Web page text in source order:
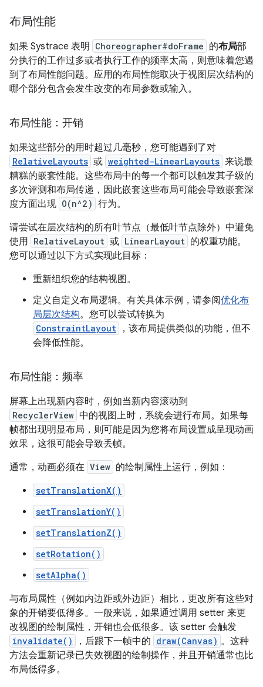
布局性能
如果 Systrace 表明 Choreographer#doFrame 的布局部
分执行的工作过多或者执行工作的频率太高，则意味着您遇
到了布局性能问题。应用的布局性能取决于视图层次结构的
哪个部分包含会发生改变的布局参数或输入。
布局性能：开销
如果这些部分的用时超过几毫秒，您可能遇到了对
RelativeLayouts 或 weighted-LinearLayouts 来说最
糟糕的嵌套性能。这些布局中的每一个都可以触发其子级的
多次评测和布局传递，因此嵌套这些布局可能会导致嵌套深
度方面出现 O(n^2) 行为。
请尝试在层次结构的所有叶节点（最低叶节点除外）中避免
使用 RelativeLayout 或 LinearLayout 的权重功能。
您可以通过以下方式实现此目标：
重新组织您的结构视图。
定义自定义布局逻辑。有关具体示例，请参阅优化布
局层次结构。您可以尝试转换为
ConstraintLayout
，该布局提供类似的功能，但不
会降低性能。
布局性能：频率
屏幕上出现新内容时，例如当新内容滚动到
RecyclerView 中的视图上时，系统会进行布局。如果每
帧都出现明显布局，则可能是因为您将布局设置成呈现动画
效果，这很可能会导致丢帧。
通常，动画必须在 View 的绘制属性上运行，例如：
setTranslationX()
setTranslationY()
setTranslationZ()
setRotation()
setAlpha()
与布局属性（例如内边距或外边距）相比，更改所有这些对
象的开销要低得多。一般来说，如果通过调用 setter 来更
改视图的绘制属性，开销也会低很多。该 setter 会触发
invalidate() ，后跟下一帧中的 draw(Canvas) 。这种
方法会重新记录已失效视图的绘制操作，并且开销通常也比
布局低得多。